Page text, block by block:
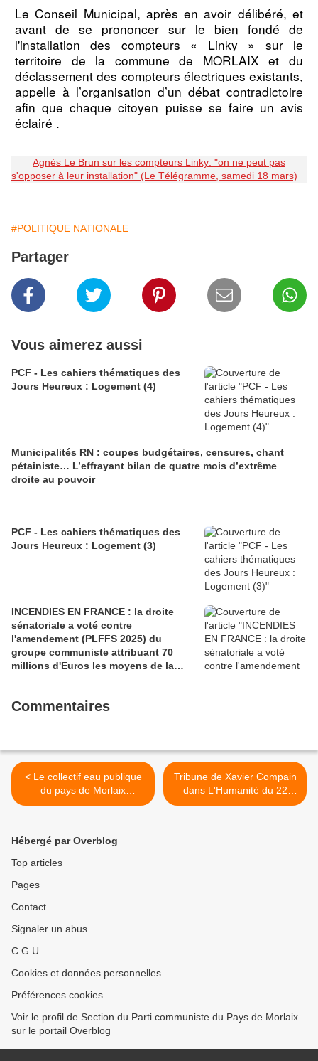
Le Conseil Municipal, après en avoir délibéré, et
avant de se prononcer sur le bien fondé de
l'installation des compteurs « Linky » sur le
territoire de la commune de MORLAIX et du
déclassement des compteurs électriques existants,
appelle à l’organisation d’un débat contradictoire
afin que chaque citoyen puisse se faire un avis
éclairé .
Agnès Le Brun sur les compteurs Linky: "on ne peut pas
s'opposer à leur installation" (Le Télégramme, samedi 18 mars)
#POLITIQUE NATIONALE
Partager
Vous aimerez aussi
PCF - Les cahiers thématiques des
Jours Heureux : Logement (4)
Municipalités RN : coupes budgétaires, censures, chant
pétainiste… L’effrayant bilan de quatre mois d’extrême
droite au pouvoir
PCF - Les cahiers thématiques des
Jours Heureux : Logement (3)
INCENDIES EN FRANCE : la droite
sénatoriale a voté contre
l'amendement (PLFFS 2025) du
groupe communiste attribuant 70
millions d'Euros les moyens de la
Commentaires
< Le collectif eau publique
du pays de Morlaix
organise un Film-débat «
Tribune de Xavier Compain
dans L'Humanité du 22
mars 2017: agir maintenant
Hébergé par Overblog
Top articles
Pages
Contact
Signaler un abus
C.G.U.
Cookies et données personnelles
Préférences cookies
Voir le profil de Section du Parti communiste du Pays de Morlaix
sur le portail Overblog